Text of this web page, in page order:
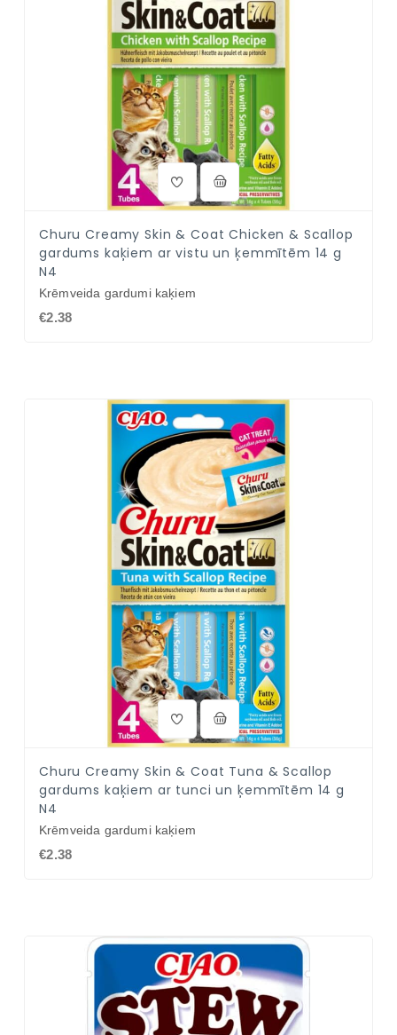
Churu Creamy Skin & Coat Chicken & Scallop
gardums kaķiem ar vistu un ķemmītēm 14 g
N4
Krēmveida gardumi kaķiem
€2.38
Churu Creamy Skin & Coat Tuna & Scallop
gardums kaķiem ar tunci un ķemmītēm 14 g
N4
Krēmveida gardumi kaķiem
€2.38